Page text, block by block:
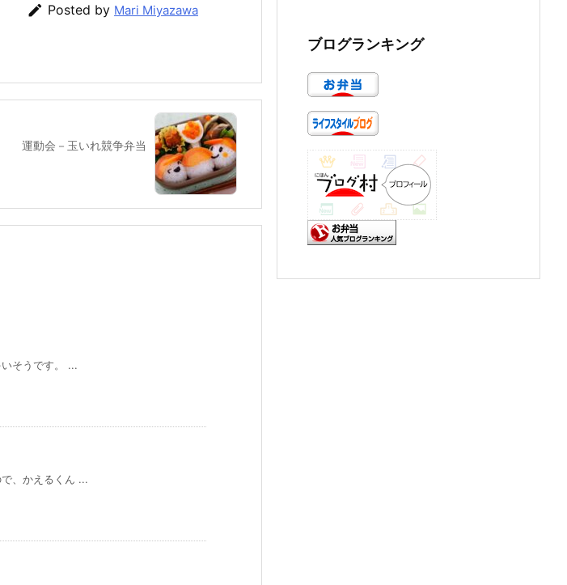
 Posted by Mari Miyazawa
運動会－玉いれ競争弁当
そうです。 ...
、かえるくん ...
ブログランキング